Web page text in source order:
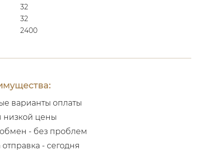
32
32
2400
варианты оплаты
низкой цены
обмен - без проблем
отправка - сегодня